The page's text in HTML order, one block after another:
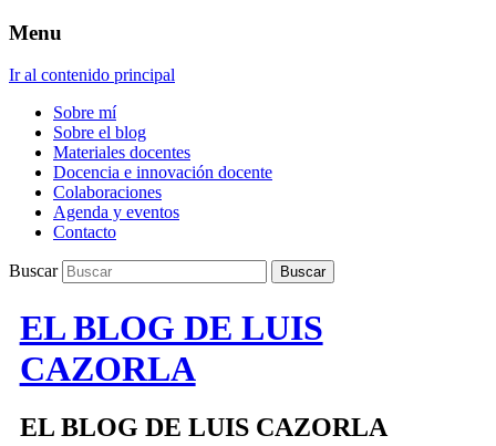
Menu
Ir al contenido principal
Sobre mí
Sobre el blog
Materiales docentes
Docencia e innovación docente
Colaboraciones
Agenda y eventos
Contacto
Buscar
EL BLOG DE LUIS
CAZORLA
EL BLOG DE LUIS CAZORLA